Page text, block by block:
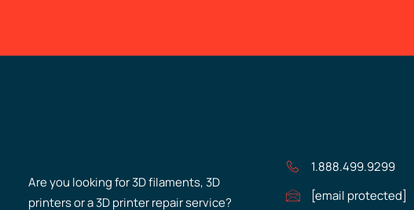
Are you looking for 3D filaments, 3D
printers or a 3D printer repair service?
1.888.499.9299
[email protected]